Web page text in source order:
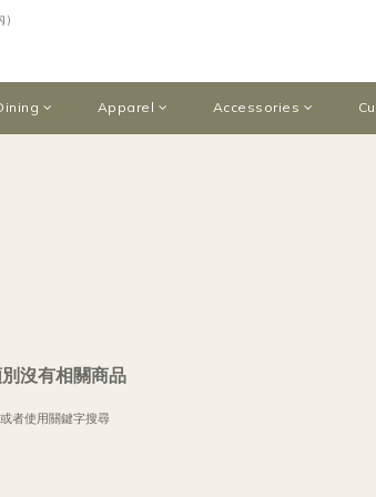
Apparel Accessories
沒有相關商品
者使用關鍵字搜尋